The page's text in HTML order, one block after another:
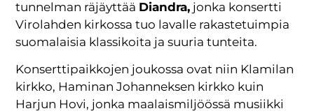
tunnelman räjäyttää Diandra, jonka konsertti
Virolahden kirkossa tuo lavalle rakastetuimpia
suomalaisia klassikoita ja suuria tunteita.
Konserttipaikkojen joukossa ovat niin Klamilan
kirkko, Haminan Johanneksen kirkko kuin
Harjun Hovi, jonka maalaismiljöössä musiikki